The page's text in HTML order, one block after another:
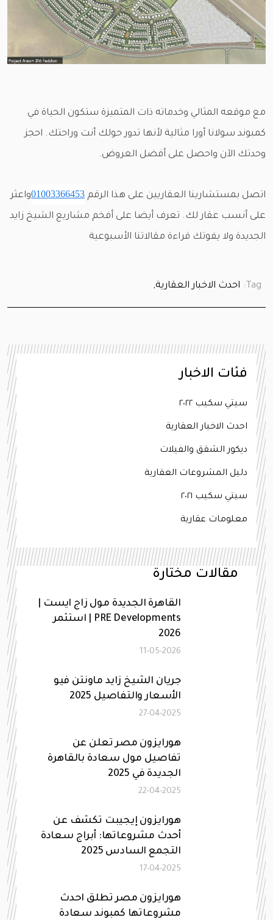
مع موقعه المثالي وخدماته ذات المتميزة ستكون الحياة في
كمبوند سولانا أورا مثالية لأنها تدور حولك أنت وراحتك. احجز
وحدتك الآن واحصل على أفضل العروض.
اتصل بمستشارينا العقاريين على هذا الرقم 01003366453واعثر
على أنسب عقار لك. تعرف أيضا على أفخم مشاريع الشيخ زايد
الجديدة ولا يفوتك قراءة مقالاتنا الأسبوعية
Tag: احدث الاخبار العقارية,
فئات الاخبار
سيتي سكيب ٢٠٢٢
احدث الاخبار العقارية
ديكور الشقق والفيلات
دليل المشروعات العقارية
سيتي سكيب ٢٠٢١
معلومات عقارية
مقالات مختارة
القاهرة الجديدة مول زاج ايست |
PRE Developments | استثمر
2026
11-05-2026
جريان الشيخ زايد ماونتن فيو
الأسعار والتفاصيل 2025
27-04-2025
هورايزون مصر تعلن عن
تفاصيل مول سعادة بالقاهرة
الجديدة في 2025
22-04-2025
هورايزون إيجيبت تكشف عن
أحدث مشروعاتها: أبراج سعادة
التجمع السادس 2025
17-04-2025
هورايزون مصر تطلق احدث
مشروعاتها كمبوند سعادة